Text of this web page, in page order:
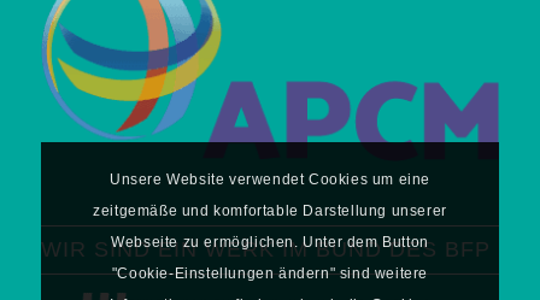
WIR SIND EIN WERK IM BUND DES BFP
Unsere Website verwendet Cookies um eine
zeitgemäße und komfortable Darstellung unserer
Webseite zu ermöglichen. Unter dem Button
"Cookie-Einstellungen ändern" sind weitere